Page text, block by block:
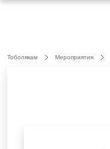
Тоболякам Мероприятия